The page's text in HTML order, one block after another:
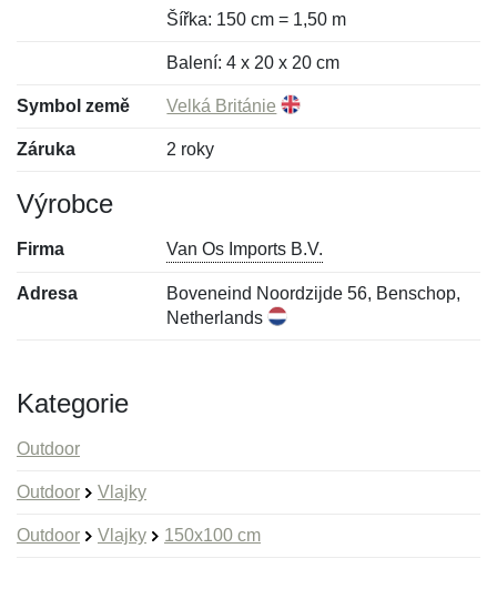
Šířka: 150 cm = 1,50 m
Balení: 4 x 20 x 20 cm
Symbol země Velká Británie
Záruka 2 roky
Výrobce
Firma Van Os Imports B.V.
Adresa
Boveneind Noordzijde 56, Benschop,
Netherlands
Kategorie
Outdoor
Outdoor Vlajky
Outdoor Vlajky 150x100 cm